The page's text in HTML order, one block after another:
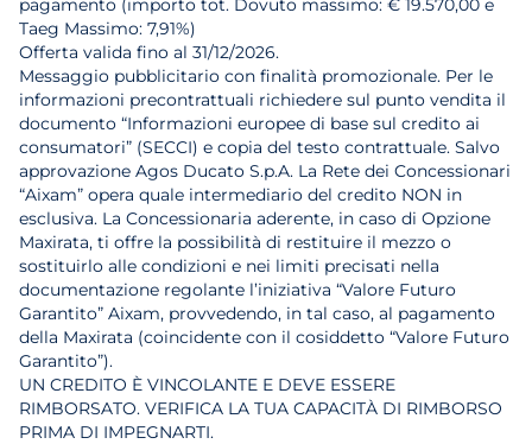
pagamento (importo tot. Dovuto massimo: € 19.570,00 e
Taeg Massimo: 7,91%)
Offerta valida fino al 31/12/2026.
Messaggio pubblicitario con finalità promozionale. Per le
informazioni precontrattuali richiedere sul punto vendita il
documento “Informazioni europee di base sul credito ai
consumatori” (SECCI) e copia del testo contrattuale. Salvo
approvazione Agos Ducato S.p.A. La Rete dei Concessionari
“Aixam” opera quale intermediario del credito NON in
esclusiva. La Concessionaria aderente, in caso di Opzione
Maxirata, ti offre la possibilità di restituire il mezzo o
sostituirlo alle condizioni e nei limiti precisati nella
documentazione regolante l’iniziativa “Valore Futuro
Garantito” Aixam, provvedendo, in tal caso, al pagamento
della Maxirata (coincidente con il cosiddetto “Valore Futuro
Garantito”).
UN CREDITO È VINCOLANTE E DEVE ESSERE
RIMBORSATO. VERIFICA LA TUA CAPACITÀ DI RIMBORSO
PRIMA DI IMPEGNARTI.